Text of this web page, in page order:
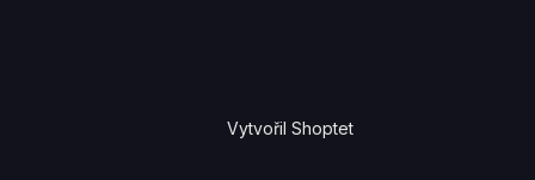
Vytvořil Shoptet